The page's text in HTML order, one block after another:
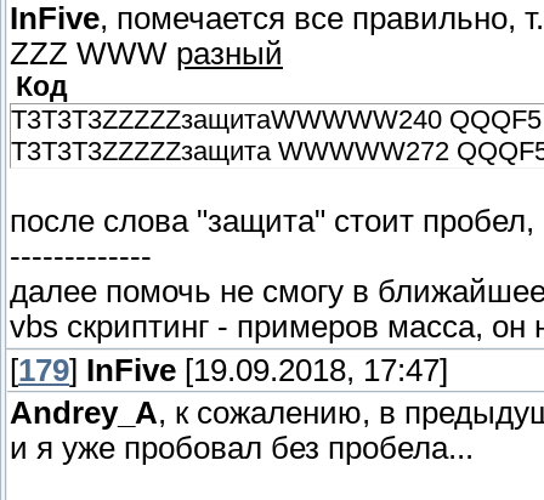
InFive, помечается все правильно,
ZZZ WWW разный
Код
T3T3T3ZZZZZзащитаWWWWW240 QQQF5
T3T3T3ZZZZZзащита WWWWW272
после слова "защита" стоит
-------------
далее помочь не смогу в
vbs скриптинг - примеров масса, он
[179] InFive [19.09.2018, 17:47]
Andrey_A, к сожалению, в
и я уже пробовал без пробела...